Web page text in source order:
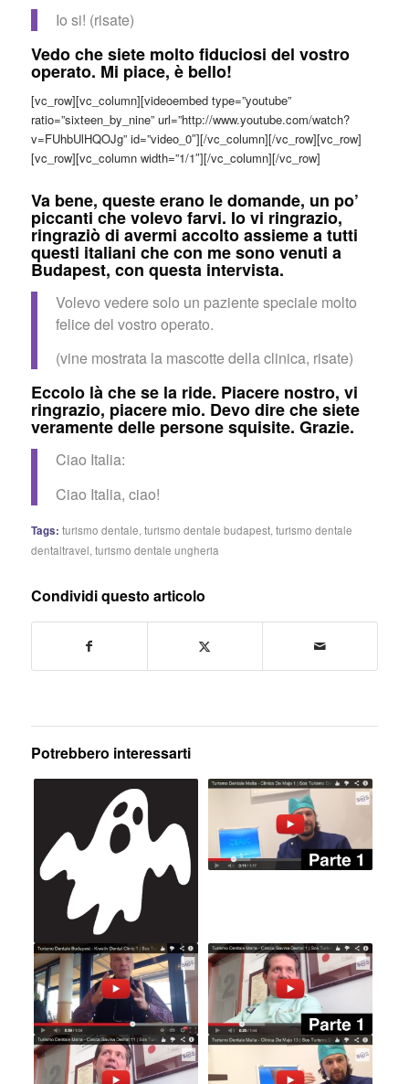
Io si! (risate)
Vedo che siete molto fiduciosi del vostro
operato. Mi piace, è bello!
[vc_row][vc_column][videoembed type=”youtube”
ratio=”sixteen_by_nine” url=”http://www.youtube.com/watch?
v=FUhbUlHQOJg” id=”video_0″][/vc_column][/vc_row][vc_row]
[vc_row][vc_column width=”1/1″][/vc_column][/vc_row]
Va bene, queste erano le domande, un po’
piccanti che volevo farvi. Io vi ringrazio,
ringraziò di avermi accolto assieme a tutti
questi italiani che con me sono venuti a
Budapest, con questa intervista.
Volevo vedere solo un paziente speciale molto
felice del vostro operato.
(vine mostrata la mascotte della clinica, risate)
Eccolo là che se la ride. Piacere nostro, vi
ringrazio, piacere mio. Devo dire che siete
veramente delle persone squisite. Grazie.
Ciao Italia:
Ciao Italia, ciao!
Tags: turismo dentale, turismo dentale budapest, turismo dentale
dentaltravel, turismo dentale ungheria
Condividi questo articolo
Potrebbero interessarti